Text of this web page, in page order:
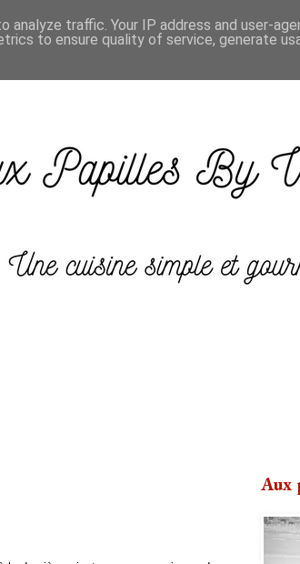
Aux
traffic. Your IP address and user-
to ensure quality of service, generate